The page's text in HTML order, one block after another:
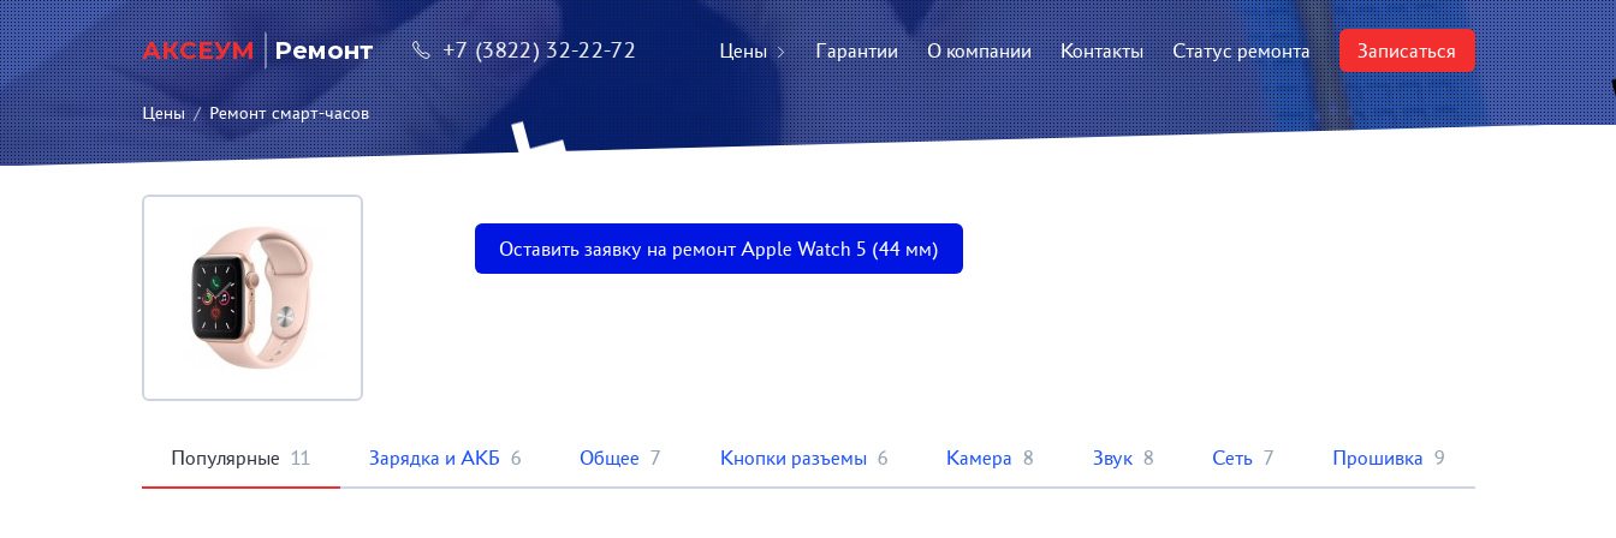
АКСЕУМ Ремонт +7 (3822) 32-22-72 Цены Гарантии О компании Контакты Статус ремонта Записаться
Цены / Ремонт смарт-часов
Оставить заявку на ремонт Apple Watch 5 (44 мм)
Популярные 11 Зарядка и АКБ 6 Общее 7 Кнопки разъемы 6 Камера 8 Звук 8 Сеть 7 Прошивка 9